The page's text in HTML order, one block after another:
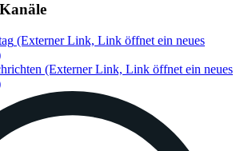
(Externer Link, Link öffnet ein neues
(Externer Link, Link öffnet ein neues